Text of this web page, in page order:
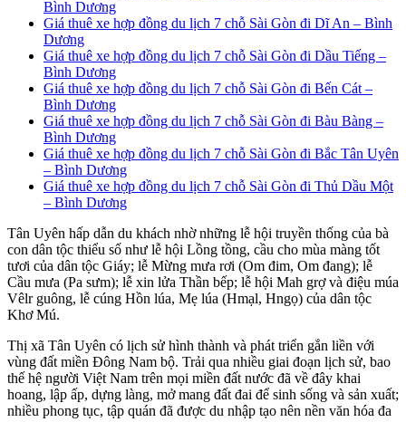
Bình Dương
Giá thuê xe hợp đồng du lịch 7 chỗ Sài Gòn đi Dĩ An – Bình
Dương
Giá thuê xe hợp đồng du lịch 7 chỗ Sài Gòn đi Dầu Tiếng –
Bình Dương
Giá thuê xe hợp đồng du lịch 7 chỗ Sài Gòn đi Bến Cát –
Bình Dương
Giá thuê xe hợp đồng du lịch 7 chỗ Sài Gòn đi Bàu Bàng –
Bình Dương
Giá thuê xe hợp đồng du lịch 7 chỗ Sài Gòn đi Bắc Tân Uyên
– Bình Dương
Giá thuê xe hợp đồng du lịch 7 chỗ Sài Gòn đi Thủ Dầu Một
– Bình Dương
Tân Uyên hấp dẫn du khách nhờ những lễ hội truyền thống của bà
con dân tộc thiểu số như lễ hội Lồng tồng, cầu cho mùa màng tốt
tươi của dân tộc Giáy; lễ Mừng mưa rơi (Om đim, Om đang); lễ
Cầu mưa (Pa sưm); lễ xin lửa Thần bếp; lễ hội Mah grợ và điệu múa
Vêlr guông, lễ cúng Hồn lúa, Mẹ lúa (Hmạl, Hngọ) của dân tộc
Khơ Mú.
Thị xã Tân Uyên có lịch sử hình thành và phát triển gắn liền với
vùng đất miền Đông Nam bộ. Trải qua nhiều giai đoạn lịch sử, bao
thế hệ người Việt Nam trên mọi miền đất nước đã về đây khai
hoang, lập ấp, dựng làng, mở mang đất đai để sinh sống và sản xuất;
nhiều phong tục, tập quán đã được du nhập tạo nên nền văn hóa đa